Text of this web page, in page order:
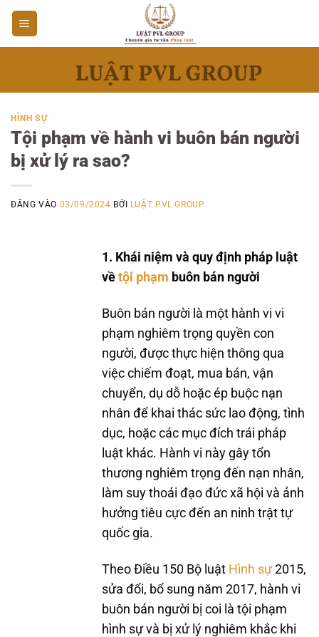
Bỏ
qua
nội
HÌNH SỰ
Tội phạm về hành vi buôn bán người
bị xử lý ra sao?
ĐĂNG VÀO 03/09/2024 BỞI LUẬT PVL GROUP
1. Khái niệm và quy định pháp luật
về tội phạm buôn bán người
Buôn bán người là một hành vi vi
phạm nghiêm trọng quyền con
người, được thực hiện thông qua
việc chiếm đoạt, mua bán, vận
chuyển, dụ dỗ hoặc ép buộc nạn
nhân để khai thác sức lao động, tình
dục, hoặc các mục đích trái pháp
luật khác. Hành vi này gây tổn
thương nghiêm trọng đến nạn nhân,
làm suy thoái đạo đức xã hội và ảnh
hưởng tiêu cực đến an ninh trật tự
quốc gia.
Theo Điều 150 Bộ luật Hình sự2015,
sửa đổi, bổ sung năm 2017, hành vi
buôn bán người bị coi là tội phạm
hình sự và bị xử lý nghiêm khắc khi